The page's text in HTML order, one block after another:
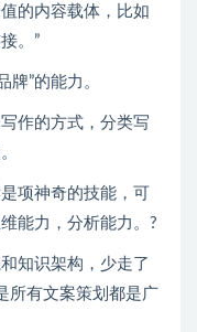
的内容载体，比如
。”
牌”的能力。
作的方式，分类写
项神奇的技能，可
能力，分析能力。?
知识架构，少走了
所有文案策划都是广